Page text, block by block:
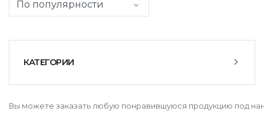
КАТЕГОРИИ
Вы можете заказать любую понравившуюся продукцию под